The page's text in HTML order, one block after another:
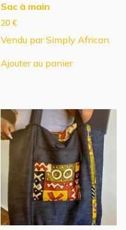
Sac à main
20€
Vendu par Simply African
Ajouter au panier